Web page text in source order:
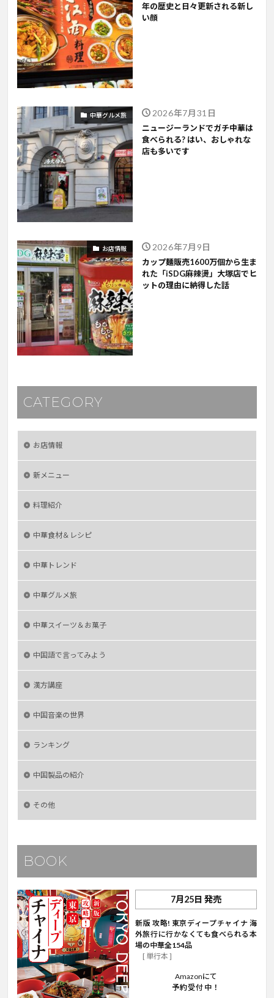
年の歴史と日々更新される新し
い顔
中華グルメ旅 2026年7月31日
ニュージーランドでガチ中華は
食べられる? はい、おしゃれな
店も多いです
お店情報 2026年7月9日
カップ麺販売1600万個から生ま
れた「iSDG麻辣燙」大塚店でヒ
ットの理由に納得した話
CATEGORY
お店情報
新メニュー
料理紹介
中華食材＆レシピ
中華トレンド
中華グルメ旅
中華スイーツ＆お菓子
中国語で言ってみよう
漢方講座
中国音楽の世界
ランキング
中国製品の紹介
その他
BOOK
7月25日 発売
新版 攻略! 東京ディープチャイナ 海
外旅行に行かなくても食べられる本
場の中華全154品
[ 単行本 ]
Amazonにて
予約受付中！